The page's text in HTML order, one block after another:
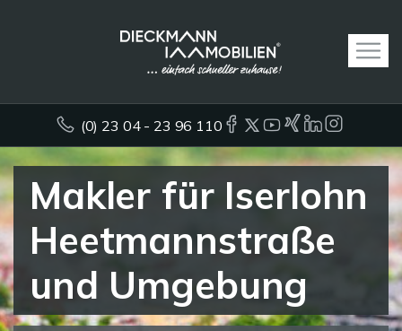
(0) 23 04 - 23 96 110
Makler für Iserlohn
Heetmannstraße
und Umgebung